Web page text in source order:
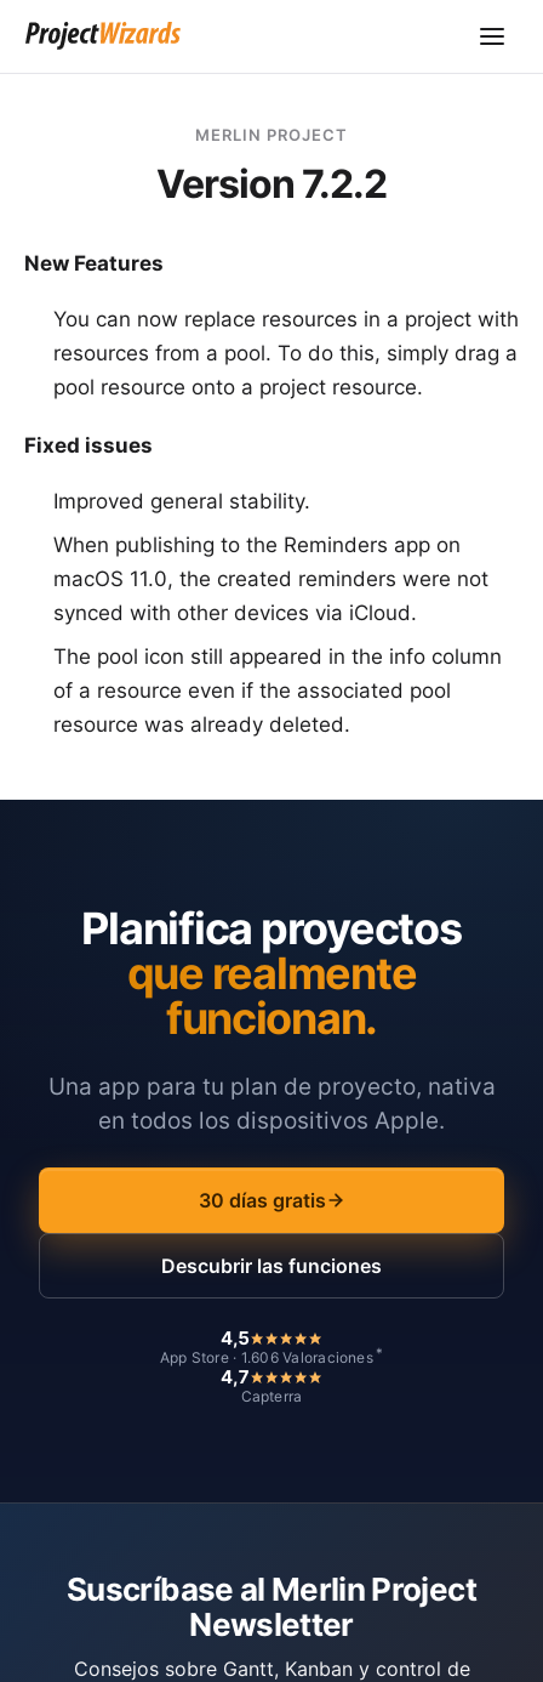
MERLIN PROJECT
Version 7.2.2
New Features
You can now replace resources in a project with
resources from a pool. To do this, simply drag a
pool resource onto a project resource.
Fixed issues
Improved general stability.
When publishing to the Reminders app on
macOS 11.0, the created reminders were not
synced with other devices via iCloud.
The pool icon still appeared in the info column
of a resource even if the associated pool
resource was already deleted.
Planifica proyectos
que realmente
funcionan.
Una app para tu plan de proyecto, nativa
en todos los dispositivos Apple.
30 días gratis
Descubrir las funciones
4,5
App Store · 1.606 Valoraciones *
4,7
Capterra
Suscríbase al Merlin Project
Newsletter
Consejos sobre Gantt, Kanban y control de